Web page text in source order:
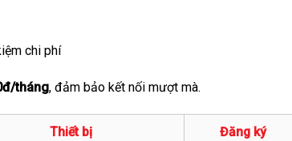
chi phí
tháng, đảm bảo kết nối mượt mà.
Thiết bị Đăng ký